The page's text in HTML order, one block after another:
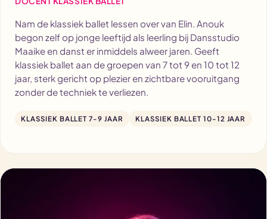
Nam de klassiek ballet lessen over van Elin. Anouk
begon zelf op jonge leeftijd als leerling bij Dansstudio
Maaike en danst er inmiddels alweer jaren. Geeft
klassiek ballet aan de groepen van 7 tot 9 en 10 tot 12
jaar, sterk gericht op plezier en zichtbare vooruitgang
zonder de techniek te verliezen.
KLASSIEK BALLET 7-9 JAAR KLASSIEK BALLET 10-12 JAAR